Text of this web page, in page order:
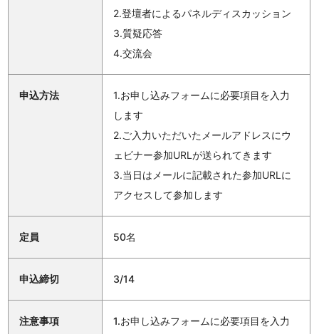
2.登壇者によるパネルディスカッション
3.質疑応答
4.交流会
申込方法
1.お申し込みフォームに必要項目を入力
します
2.ご入力いただいたメールアドレスにウ
ェビナー参加URLが送られてきます
3.当日はメールに記載された参加URLに
アクセスして参加します
定員 50名
申込締切 3/14
注意事項
1.お申し込みフォームに必要項目を入力